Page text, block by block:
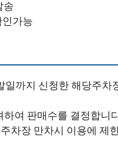
송
가능
까지 신청한 해당주차
여 판매수를 결정합니
차장 만차시 이용에 제